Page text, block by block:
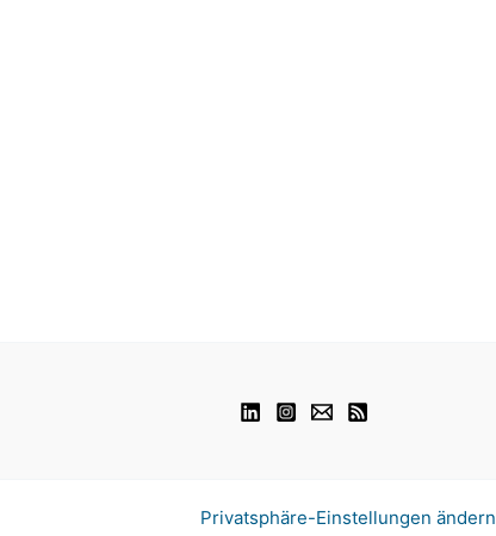
Privatsphäre-Einstellungen ändern